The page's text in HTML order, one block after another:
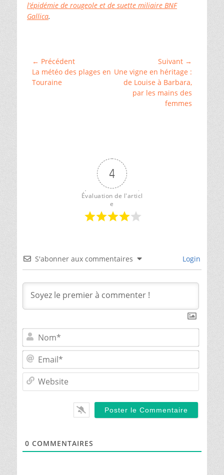
l’épidémie de rougeole et de suette miliaire BNF
Gallica.
Histoire
généalogie,
Navigation
de
l’article
← Précédent
Article
précédent :
La météo des plages en
Touraine
Suivant →
Article
suivant :
Une vigne en héritage :
de Louise à Barbara,
par les mains des
femmes
4
Évaluation de l'articl
e
S'abonner aux commentaires Login
0 COMMENTAIRES